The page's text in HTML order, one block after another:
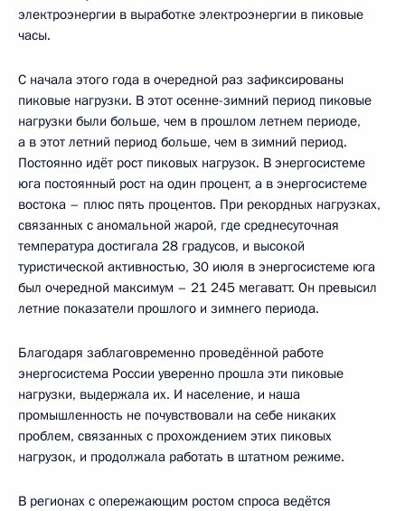
электроэнергии в выработке электроэнергии в пиковые
часы.
С начала этого года в очередной раз зафиксированы
пиковые нагрузки. В этот осенне-зимний период пиковые
нагрузки были больше, чем в прошлом летнем периоде,
а в этот летний период больше, чем в зимний период.
Постоянно идёт рост пиковых нагрузок. В энергосистеме
юга постоянный рост на один процент, а в энергосистеме
востока – плюс пять процентов. При рекордных нагрузках,
связанных с аномальной жарой, где среднесуточная
температура достигала 28 градусов, и высокой
туристической активностью, 30 июля в энергосистеме юга
был очередной максимум – 21 245 мегаватт. Он превысил
летние показатели прошлого и зимнего периода.
Благодаря заблаговременно проведённой работе
энергосистема России уверенно прошла эти пиковые
нагрузки, выдержала их. И население, и наша
промышленность не почувствовали на себе никаких
проблем, связанных с прохождением этих пиковых
нагрузок, и продолжала работать в штатном режиме.
В регионах с опережающим ростом спроса ведётся